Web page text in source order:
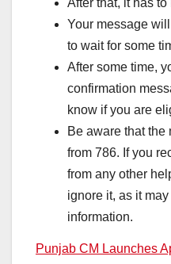
After that, it has
Your message
to wait for some
After some time,
confirmation
know if you are
Be aware that
from 786. If you
from any other
ignore it, as it
information.
Punjab CM Launches